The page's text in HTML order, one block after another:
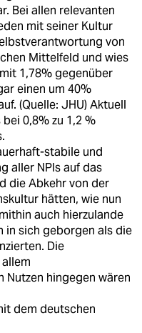
Bei allen relevanten
mit seiner Kultur
von
Mittelfeld und wies
1,78% gegenüber
einen um 40%
(Quelle: JHU) Aktuell
0,8% zu 1,2 %
stabile und
aller NPIs auf das
die Abkehr von der
hätten, wie nun
auch hierzulande
in sich geborgen als die
Die
hingegen wären
dem deutschen